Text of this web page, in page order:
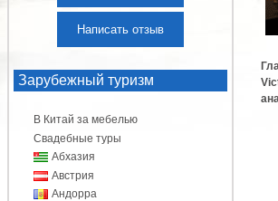
Написать отзыв
Зарубежный туризм
В Китай за мебелью
Свадебные туры
Абхазия
Австрия
Андорра